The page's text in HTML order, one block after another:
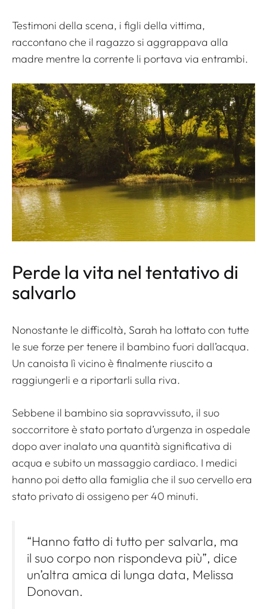
Testimoni della scena, i figli della vittima,
raccontano che il ragazzo si aggrappava alla
madre mentre la corrente li portava via entrambi.
Perde la vita nel tentativo di
salvarlo
Nonostante le difficoltà, Sarah ha lottato con tutte
le sue forze per tenere il bambino fuori dall’acqua.
Un canoista lì vicino è finalmente riuscito a
raggiungerli e a riportarli sulla riva.
Sebbene il bambino sia sopravvissuto, il suo
soccorritore è stato portato d’urgenza in ospedale
dopo aver inalato una quantità significativa di
acqua e subito un massaggio cardiaco. I medici
hanno poi detto alla famiglia che il suo cervello era
stato privato di ossigeno per 40 minuti.
“Hanno fatto di tutto per salvarla, ma
il suo corpo non rispondeva più”, dice
un’altra amica di lunga data, Melissa
Donovan.